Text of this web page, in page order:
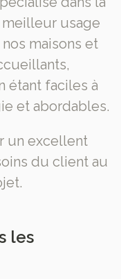
usage
maisons et
étant faciles à
et abordables.
un excellent
du client au
les